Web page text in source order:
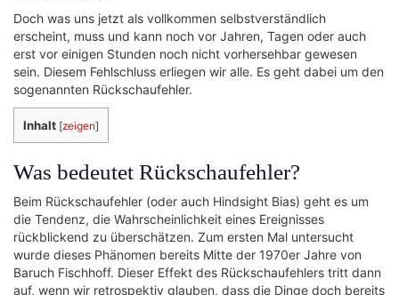
Doch was uns jetzt als vollkommen selbstverständlich
erscheint, muss und kann noch vor Jahren, Tagen oder auch
erst vor einigen Stunden noch nicht vorhersehbar gewesen
sein. Diesem Fehlschluss erliegen wir alle. Es geht dabei um den
sogenannten Rückschaufehler.
Inhalt [zeigen]
Was bedeutet Rückschaufehler?
Beim Rückschaufehler (oder auch Hindsight Bias) geht es um
die Tendenz, die Wahrscheinlichkeit eines Ereignisses
rückblickend zu überschätzen. Zum ersten Mal untersucht
wurde dieses Phänomen bereits Mitte der 1970er Jahre von
Baruch Fischhoff. Dieser Effekt des Rückschaufehlers tritt dann
auf, wenn wir retrospektiv glauben, dass die Dinge doch bereits